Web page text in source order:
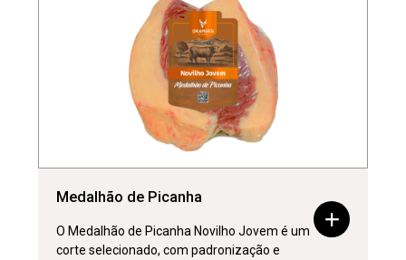
Medalhão de Picanha
O Medalhão de Picanha Novilho Jovem é um
corte selecionado, com padronização e